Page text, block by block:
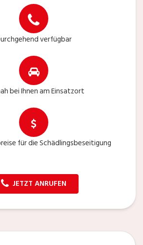
verfügbar
bei Ihnen am Einsatzort
für die Schädlingsbeseitigung
JETZT ANRUFEN